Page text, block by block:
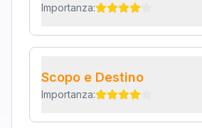
Importanza:
Scopo e Destino
Importanza: